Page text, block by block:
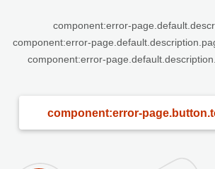
component:error-
component:error-
component:error-
component:error-